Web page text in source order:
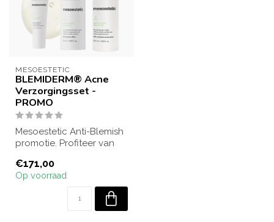
MESOESTETIC
BLEMIDERM® Acne
Verzorgingsset -
PROMO
Mesoestetic Anti-Blemish
promotie. Profiteer van
aankoop v...
€171,00
Op voorraad